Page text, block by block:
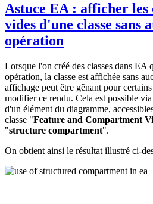
Astuce EA : afficher
vides d'une classe sans
opération
Lorsque l'on créé des classes dans EA
opération, la classe est affichée sans
affichage peut être gênant pour
modifier ce rendu. Cela est possible
d'un élément du diagramme,
classe "Feature and Compartment
"structure compartment".
On obtient ainsi le résultat illustré ci-